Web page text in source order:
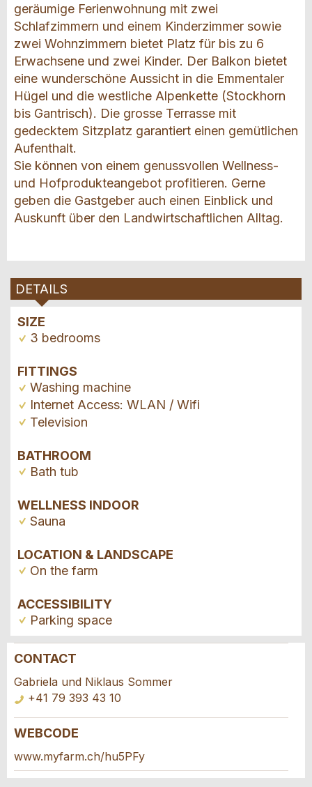
geräumige Ferienwohnung mit zwei
Schlafzimmern und einem Kinderzimmer sowie
zwei Wohnzimmern bietet Platz für bis zu 6
Erwachsene und zwei Kinder. Der Balkon bietet
eine wunderschöne Aussicht in die Emmentaler
Hügel und die westliche Alpenkette (Stockhorn
bis Gantrisch). Die grosse Terrasse mit
gedecktem Sitzplatz garantiert einen gemütlichen
Aufenthalt.
Sie können von einem genussvollen Wellness-
und Hofprodukteangebot profitieren. Gerne
geben die Gastgeber auch einen Einblick und
Auskunft über den Landwirtschaftlichen Alltag.
DETAILS
SIZE
3 bedrooms
FITTINGS
Washing machine
Internet Access: WLAN / Wifi
Television
BATHROOM
Bath tub
WELLNESS INDOOR
Sauna
LOCATION & LANDSCAPE
On the farm
ACCESSIBILITY
Parking space
Report ad
Ad is outdated
Ad is incomplete
Recommend the ad
CONTACT
Gabriela und Niklaus Sommer
+41 79 393 43 10
Booking request
WEBCODE
www.myfarm.ch/hu5PFy